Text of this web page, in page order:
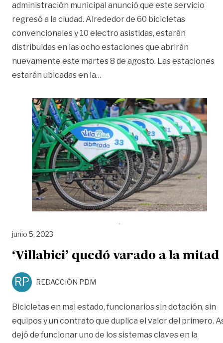
administración municipal anunció que este servicio
regresó a la ciudad. Alrededor de 60 bicicletas
convencionales y 10 electro asistidas, estarán
distribuidas en las ocho estaciones que abrirán
nuevamente este martes 8 de agosto. Las estaciones
estarán ubicadas en la…
junio 5, 2023
‘Villabici’ quedó varado a la mitad
RP REDACCIÓN PDM
Bicicletas en mal estado, funcionarios sin dotación, sin
equipos y un contrato que duplica el valor del primero.
dejó de funcionar uno de los sistemas claves en la